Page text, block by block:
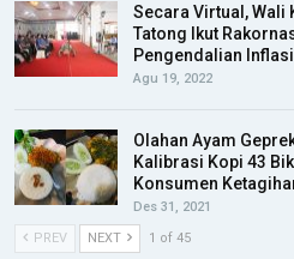
Secara Virtual, Wali
Tatong Ikut
Pengendalian
Agu 19, 2022
Olahan Ayam
Kalibrasi Kopi 43
Konsumen
Des 31, 2021
PREV
NEXT 1 of 45